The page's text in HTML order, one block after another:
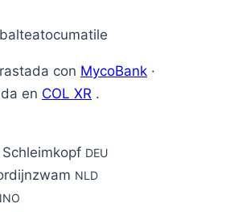
con MycoBank ·
en COL XR .
DEU
NLD